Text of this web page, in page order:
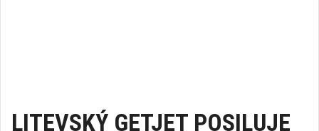
LITEVSKÝ GETJET POSILUJE